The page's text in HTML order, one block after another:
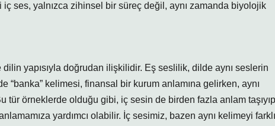
ses, yalnızca zihinsel bir süreç değil, aynı zamanda biyolojik
yapısıyla doğrudan ilişkilidir. Eş seslilik, dilde aynı seslerin
“banka” kelimesi, finansal bir kurum anlamına gelirken, aynı
tür örneklerde olduğu gibi, iç sesin de birden fazla anlam taşıyıp
yardımcı olabilir. İç sesimiz, bazen aynı kelimeyi farklı